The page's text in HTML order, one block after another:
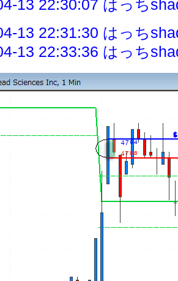
13 22:30:07 はっち
13 22:31:30 はっち
13 22:33:36 はっち